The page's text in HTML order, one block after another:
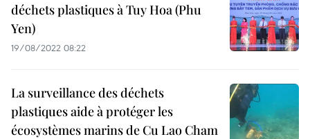
déchets plastiques à Tuy Hoa (Phu
Yen)
19/08/2022 08:22
La surveillance des déchets
plastiques aide à protéger les
écosystèmes marins de Cu Lao Cham